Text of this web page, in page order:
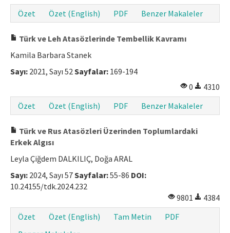
Özet
Özet (English) PDF Benzer Makaleler
Türk ve Leh Atasözlerinde Tembellik Kavramı
Kamila Barbara Stanek
Sayı: 2021, Sayı 52 Sayfalar: 169-194
0
4310
Özet
Özet (English) PDF Benzer Makaleler
Türk ve Rus Atasözleri Üzerinden Toplumlardaki
Erkek Algısı
Leyla Çiğdem DALKILIÇ, Doğa ARAL
Sayı: 2024, Sayı 57Sayfalar:55-86 DOI:
10.24155/tdk.2024.232
9801
4384
Özet
Özet (English) Tam Metin
PDF